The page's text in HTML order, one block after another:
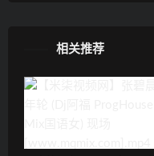
相关推荐